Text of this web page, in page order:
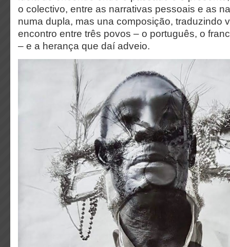
o colectivo, entre as narrativas pessoais e as
numa dupla, mas una composição, traduzindo
encontro entre três povos – o português, o
– e a herança que daí adveio.